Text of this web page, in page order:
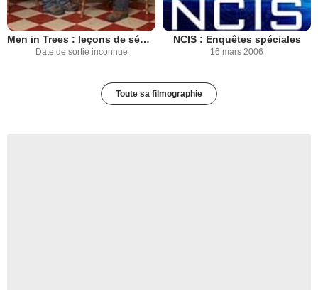
Men in Trees : leçons de séduction
Date de sortie inconnue
NCIS : Enquêtes spéciales
16 mars 2006
Toute sa filmographie